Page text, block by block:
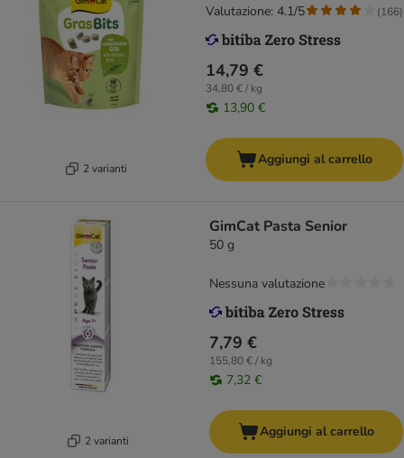
2 varianti
14,79 €
34,80 € / kg
13,90 €
Valutazione: 4.1/5 (166)
Aggiungi al carrello
2 varianti
GimCat Pasta Senior
50 g
7,79 €
155,80 € / kg
7,32 €
Nessuna valutazione
Aggiungi al carrello